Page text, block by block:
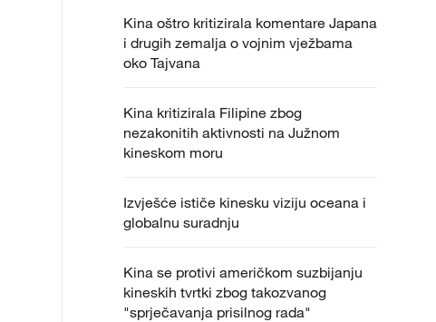
Kina oštro kritizirala komentare Japana
i drugih zemalja o vojnim vježbama
oko Tajvana
Kina kritizirala Filipine zbog
nezakonitih aktivnosti na Južnom
kineskom moru
Izvješće ističe kinesku viziju oceana i
globalnu suradnju
Kina se protivi američkom suzbijanju
kineskih tvrtki zbog takozvanog
"sprječavanja prisilnog rada"